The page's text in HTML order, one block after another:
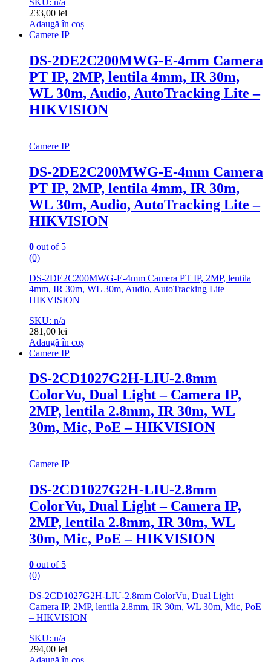
233,00 lei
Adaugă în coș
Camere IP
DS-2DE2C200MWG-E-4mm Camera
PT IP, 2MP, lentila 4mm, IR 30m,
WL 30m, Audio, AutoTracking Lite –
HIKVISION
Camere IP
DS-2DE2C200MWG-E-4mm Camera
PT IP, 2MP, lentila 4mm, IR 30m,
WL 30m, Audio, AutoTracking Lite –
HIKVISION
0 out of 5
(0)
DS-2DE2C200MWG-E-4mm Camera PT IP, 2MP, lentila
4mm, IR 30m, WL 30m, Audio, AutoTracking Lite –
HIKVISION
SKU: n/a
281,00 lei
Adaugă în coș
Camere IP
DS-2CD1027G2H-LIU-2.8mm
ColorVu, Dual Light – Camera IP,
2MP, lentila 2.8mm, IR 30m, WL
30m, Mic, PoE – HIKVISION
Camere IP
DS-2CD1027G2H-LIU-2.8mm
ColorVu, Dual Light – Camera IP,
2MP, lentila 2.8mm, IR 30m, WL
30m, Mic, PoE – HIKVISION
0 out of 5
(0)
DS-2CD1027G2H-LIU-2.8mm ColorVu, Dual Light –
Camera IP, 2MP, lentila 2.8mm, IR 30m, WL 30m, Mic, PoE
– HIKVISION
SKU: n/a
294,00 lei